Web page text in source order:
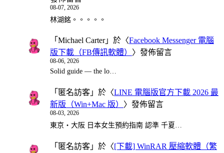
08-07, 2026
林湖銘。。。。。
「 Michael Carter」於〈Facebook Messenger 電腦
版下載（FB傳訊軟體） 〉發佈留言
08-06, 2026
Solid guide — the lo…
「 匿名訪客 」於〈LINE 電腦版官方下載 2026 最
新版（Win+Mac 版） 〉發佈留言
08-03, 2026
東京・大阪 日本女生預約指南 認準 千夏…
「 匿名訪客 」於〈[下載] WinRAR 壓縮軟體（繁